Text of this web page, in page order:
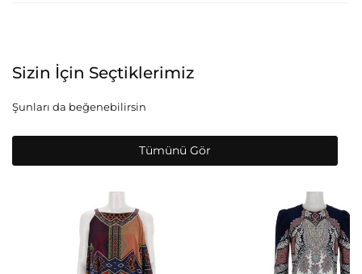
Sizin İçin Seçtiklerimiz
Şunları da beğenebilirsin
Tümünü Gör